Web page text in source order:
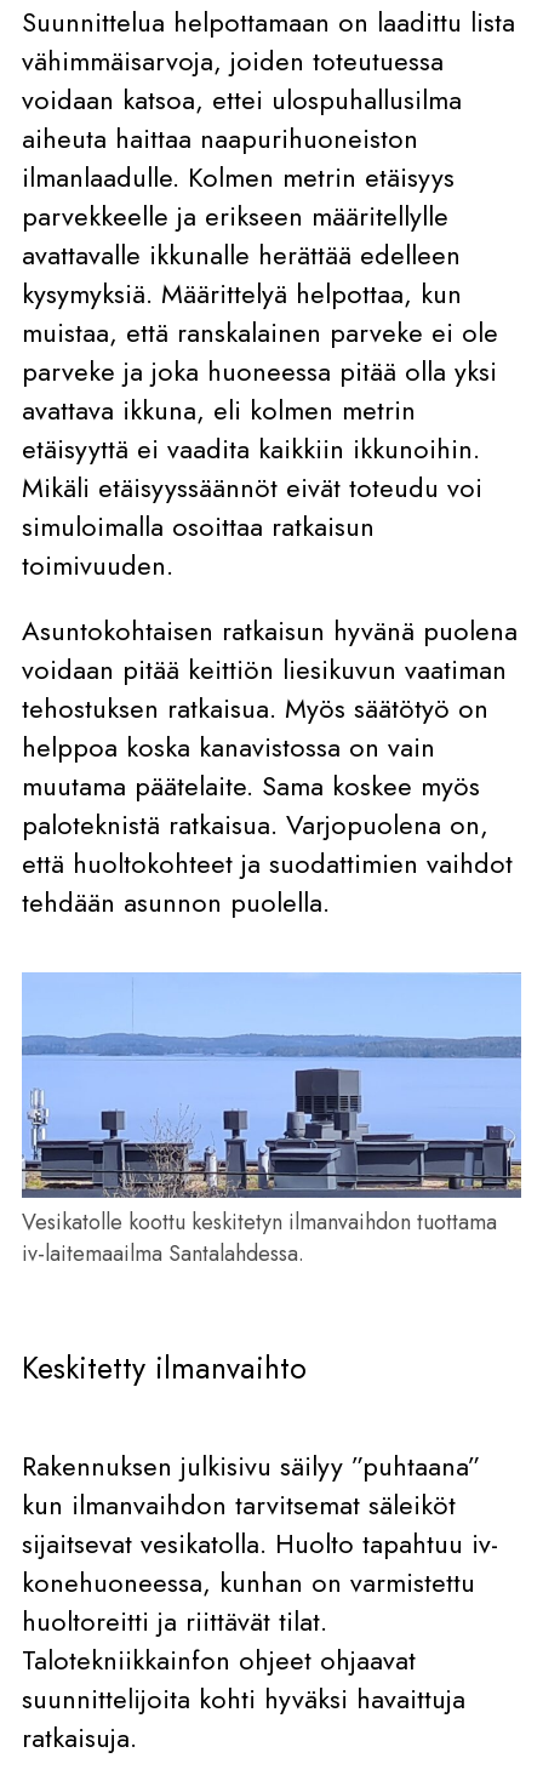
Suunnittelua helpottamaan on laadittu lista
vähimmäisarvoja, joiden toteutuessa
voidaan katsoa, ettei ulospuhallusilma
aiheuta haittaa naapurihuoneiston
ilmanlaadulle. Kolmen metrin etäisyys
parvekkeelle ja erikseen määritellylle
avattavalle ikkunalle herättää edelleen
kysymyksiä. Määrittelyä helpottaa, kun
muistaa, että ranskalainen parveke ei ole
parveke ja joka huoneessa pitää olla yksi
avattava ikkuna, eli kolmen metrin
etäisyyttä ei vaadita kaikkiin ikkunoihin.
Mikäli etäisyyssäännöt eivät toteudu voi
simuloimalla osoittaa ratkaisun
toimivuuden.
Asuntokohtaisen ratkaisun hyvänä puolena
voidaan pitää keittiön liesikuvun vaatiman
tehostuksen ratkaisua. Myös säätötyö on
helppoa koska kanavistossa on vain
muutama päätelaite. Sama koskee myös
paloteknistä ratkaisua. Varjopuolena on,
että huoltokohteet ja suodattimien vaihdot
tehdään asunnon puolella.
Vesikatolle koottu keskitetyn ilmanvaihdon tuottama
iv-laitemaailma Santalahdessa.
Keskitetty ilmanvaihto
Rakennuksen julkisivu säilyy ”puhtaana”
kun ilmanvaihdon tarvitsemat säleiköt
sijaitsevat vesikatolla. Huolto tapahtuu iv-
konehuoneessa, kunhan on varmistettu
huoltoreitti ja riittävät tilat.
Talotekniikkainfon ohjeet ohjaavat
suunnittelijoita kohti hyväksi havaittuja
ratkaisuja.